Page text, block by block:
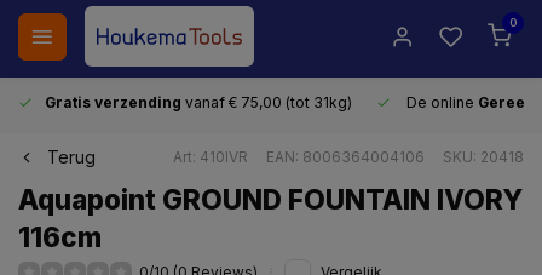
0
Gratis verzending vanaf € 75,00 (tot 31kg) De online
Terug Art: 410IVR EAN: 8006364004106 SKU: 20418
Aquapoint GROUND FOUNTAIN IVORY
116cm